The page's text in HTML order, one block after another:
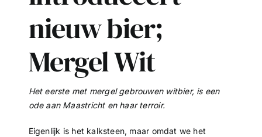
nieuw bier;
Mergel Wit
Het eerste met mergel gebrouwen witbier, is een
ode aan Maastricht en haar terroir.
Eigenlijk is het kalksteen, maar omdat we het